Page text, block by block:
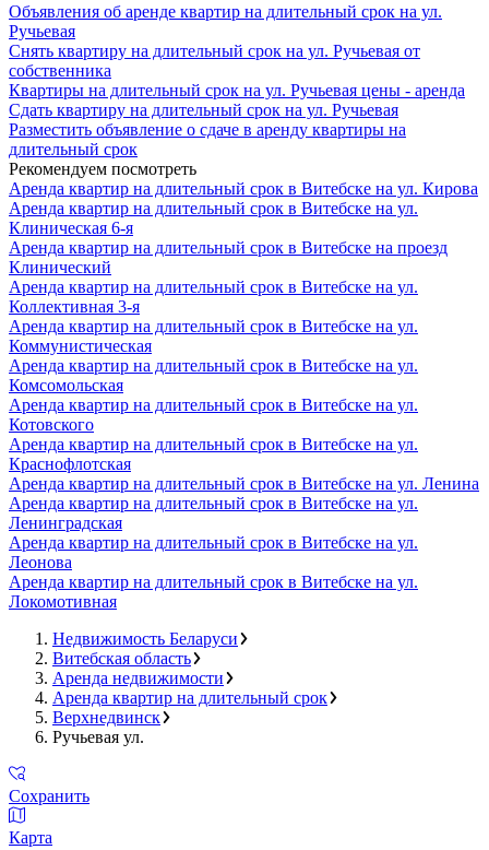
Объявления об аренде квартир на длительный срок на ул.
Ручьевая
Снять квартиру на длительный срок на ул. Ручьевая от
собственника
Квартиры на длительный срок на ул. Ручьевая цены - аренда
Сдать квартиру на длительный срок на ул. Ручьевая
Разместить объявление о сдаче в аренду квартиры на
длительный срок
Рекомендуем посмотреть
Аренда квартир на длительный срок в Витебске на ул. Кирова
Аренда квартир на длительный срок в Витебске на ул.
Клиническая 6-я
Аренда квартир на длительный срок в Витебске на проезд
Клинический
Аренда квартир на длительный срок в Витебске на ул.
Коллективная 3-я
Аренда квартир на длительный срок в Витебске на ул.
Коммунистическая
Аренда квартир на длительный срок в Витебске на ул.
Комсомольская
Аренда квартир на длительный срок в Витебске на ул.
Котовского
Аренда квартир на длительный срок в Витебске на ул.
Краснофлотская
Аренда квартир на длительный срок в Витебске на ул. Ленина
Аренда квартир на длительный срок в Витебске на ул.
Ленинградская
Аренда квартир на длительный срок в Витебске на ул.
Леонова
Аренда квартир на длительный срок в Витебске на ул.
Локомотивная
Недвижимость Беларуси
Витебская область
Аренда недвижимости
Аренда квартир на длительный срок
Верхнедвинск
Ручьевая ул.
Сохранить
Карта